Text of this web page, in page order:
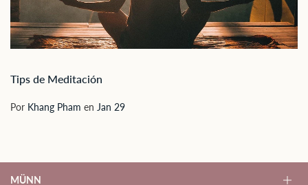
Tips de Meditación
Por Khang Pham en Jan 29
MÜNN